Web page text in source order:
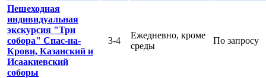
Пешеходная
индивидуальная
экскурсия "Три
собора" Спас-на-
Крови, Казанский и
Исаакиевский
соборы
3-4
Ежедневно, кроме
среды
По запросу